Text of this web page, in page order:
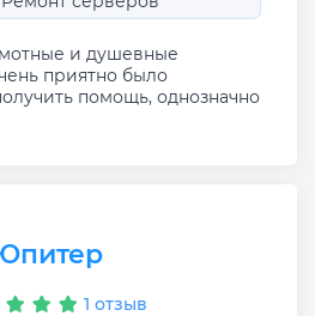
и душевные
приятно было
помощь, однозначно
1 отзыв